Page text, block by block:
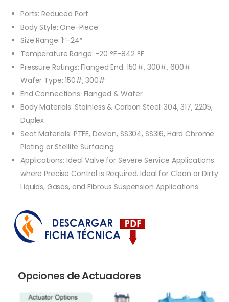
Ports: Reduced Port
Body Style: One-Piece
Size Range: 1″–24″
Temperature Range: -20 °F–842 °F
Pressure Ratings: Flanged End: 150#, 300#, 600#
Wafer Type: 150#, 300#
End Connections: Flanged & Wafer
Body Materials: Stainless & Carbon Steel: 304, 317, 2205,
Duplex
Seat Materials: PTFE, Devlon, SS304, SS316, Hard Chrome
Plating or Stellite Surfacing
Applications: Ideal Valve for Severe Service Applications
where Precise Control is Required. Ideal for Clean or Dirty
Liquids, Gases, and Fibrous Suspension Applications.
Opciones de Actuadores